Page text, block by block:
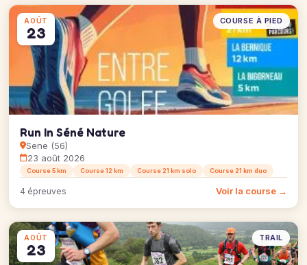
AOÛT
23
COURSE À PIED
Run In Séné Nature
Sene (56)
23 août 2026
Course 5 km Course 12 km Course 21 km solo Course 21 km duo
4 épreuves Voir la course →
AOÛT
23
TRAIL